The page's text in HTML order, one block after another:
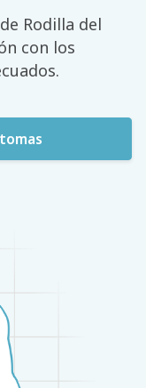
Rodilla del
con los